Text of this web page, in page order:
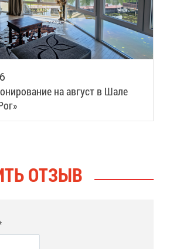
на ав­густ в Ша­ле
ОТ­ЗЫВ